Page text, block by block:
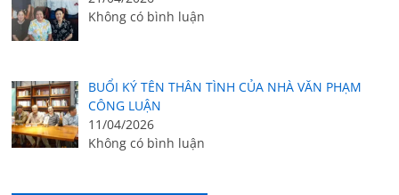
Không có bình luận
BUỔI KÝ TÊN THÂN TÌNH CỦA NHÀ VĂN PHẠM
CÔNG LUẬN
11/04/2026
Không có bình luận